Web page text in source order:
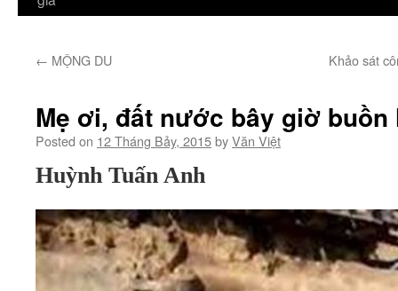
← MỘNG DU Khảo sát
Mẹ ơi, đất nước bây giờ buồn
Posted on 12 Tháng Bảy, 2015byVăn Việt
Huỳnh Tuấn Anh